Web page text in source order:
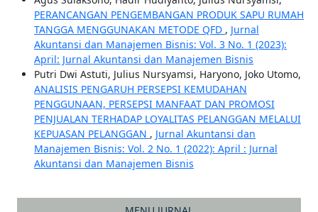
PERANCANGAN PENGEMBANGAN PRODUK SAPU RUMAH
TANGGA MENGGUNAKAN METODE QFD , Jurnal
Akuntansi dan Manajemen Bisnis: Vol. 3 No. 1 (2023):
April: Jurnal Akuntansi dan Manajemen Bisnis
Putri Dwi Astuti, Julius Nursyamsi, Haryono, Joko Utomo,
ANALISIS PENGARUH PERSEPSI KEMUDAHAN
PENGGUNAAN, PERSEPSI MANFAAT DAN PROMOSI
PENJUALAN TERHADAP LOYALITAS PELANGGAN MELALUI
KEPUASAN PELANGGAN , Jurnal Akuntansi dan
Manajemen Bisnis: Vol. 2 No. 1 (2022): April : Jurnal
Akuntansi dan Manajemen Bisnis